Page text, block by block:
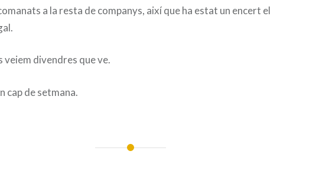
a la resta de companys, així que ha estat un encert el
veiem divendres que ve.
cap de setmana.